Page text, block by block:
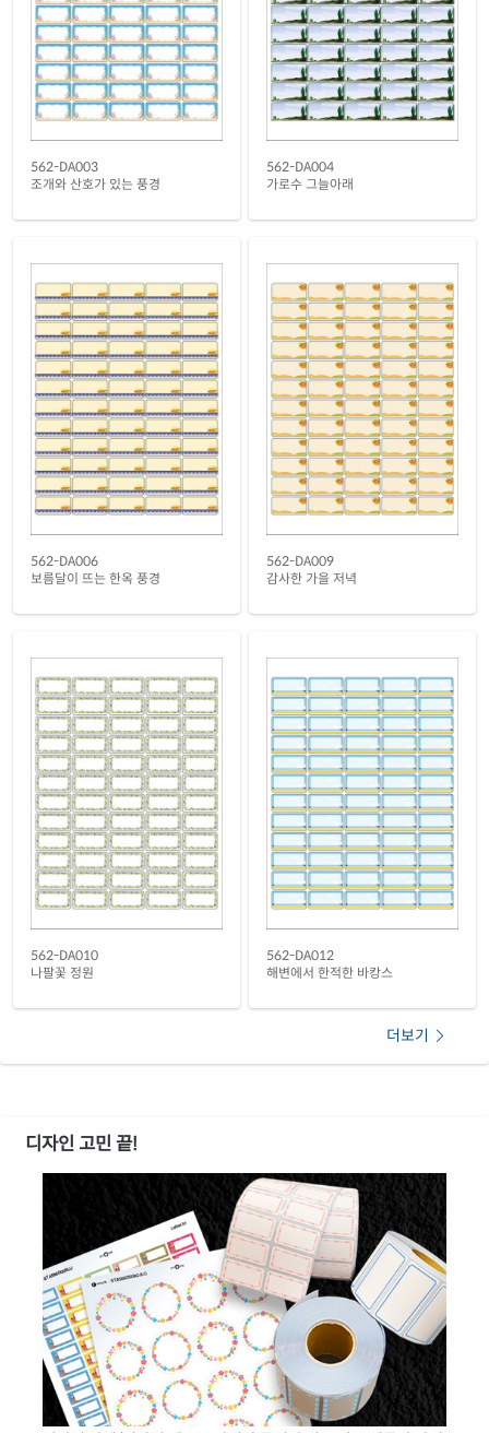
흰색 광택 시치미 레이저
RV562LG-DX183
레이저 전용
재질 설명
흰색(25μm) 광택 방수 레이저
CL562TW-DX183레이저 전용
재질 설명
흰색(50μm) 광택 방수 레이저
CL562WP-DX183
레이저 전용
흰색 무광 방수 시치미 레이저
RV562MP-DX183레이저 전용
재질 설명
투명(25μm) 방수 레이저
CL562TT-DX183레이저 전용
재질 설명
투명(50μm) 방수 레이저
CL562LT-DX183레이저 전용
재질 설명
녹색 방수 레이저
CL562GP-DX183레이저 전용
재질 설명
노란색 방수 레이저
CL562YP-DX183
레이저 전용
562-DA003
조개와 산호가 있는 풍경
562-DA004
가로수 그늘아래
562-DA006
보름달이 뜨는 한옥 풍경
562-DA009
감사한 가을 저녁
562-DA010
나팔꽃 정원
562-DA012
해변에서 한적한 바캉스
더보기
디자인 고민 끝!